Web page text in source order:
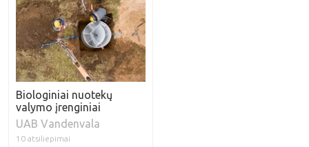
Biologiniai nuotekų
valymo įrenginiai
UAB Vandenvala
10 atsiliepimai